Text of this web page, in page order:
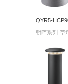
QYR5-
朝晖系列-草